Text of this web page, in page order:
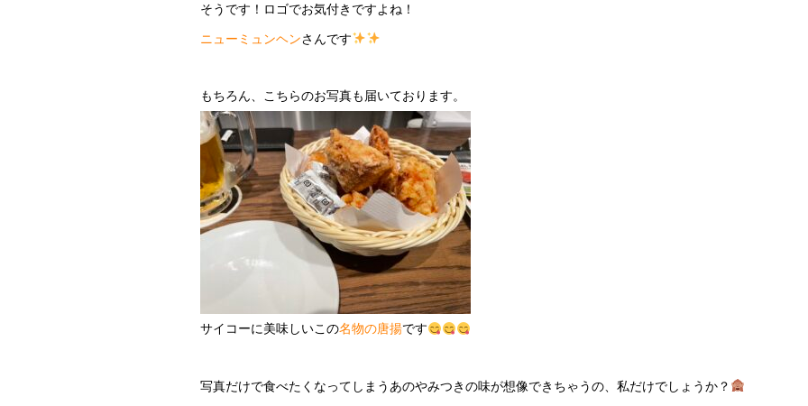
そうです！ロゴでお気付きですよね！
ニューミュンヘンさんです
もちろん、こちらのお写真も届いております。
サイコーに美味しいこの名物の唐揚です
写真だけで食べたくなってしまうあのやみつきの味が想像できちゃうの、私だけでしょうか？